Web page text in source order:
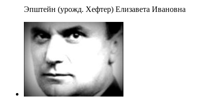
Эпштейн (урожд. Хефтер) Елизавета Ивановна